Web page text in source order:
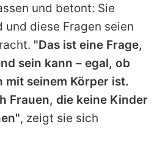
und betont: Sie
und diese Fragen seien
"Das ist eine Frage,
sein kann – egal, ob
mit seinem Körper ist.
Frauen, die keine Kinder
, zeigt sie sich